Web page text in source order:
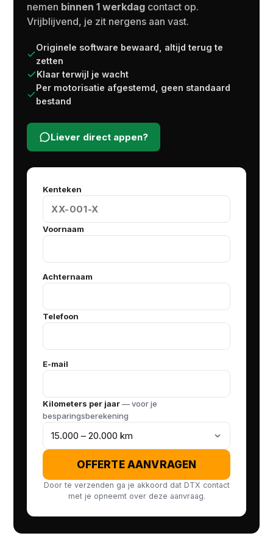
nemen binnen 1 werkdag contact op.
Vrijblijvend, je zit nergens aan vast.
Originele software bewaard, altijd terug te
zetten
Klaar terwijl je wacht
Per motorisatie afgestemd, geen standaard
bestand
Liever direct appen?
Kenteken
Voornaam
Achternaam
Telefoon
E-mail
Kilometers per jaar— voor je
besparingsberekening
OFFERTE AANVRAGEN
Door te verzenden ga je akkoord dat DTX contact
met je opneemt over deze aanvraag.